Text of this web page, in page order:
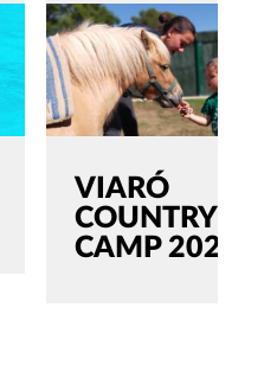
VIARÓ
COUNTRY
CAMP 2022